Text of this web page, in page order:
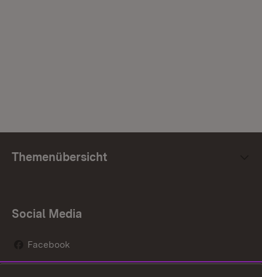
Themenübersicht
Social Media
Facebook